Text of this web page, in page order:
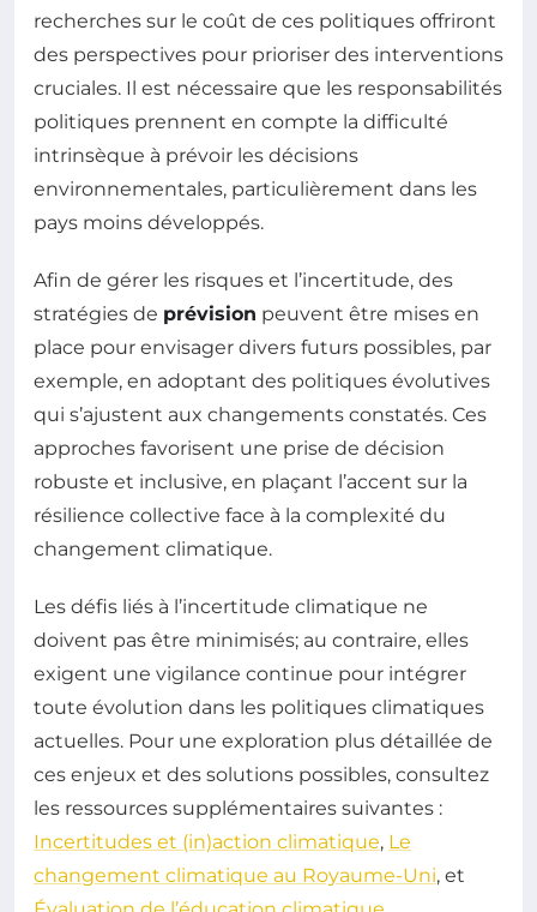
recherches sur le coût de ces politiques offriront
des perspectives pour prioriser des interventions
cruciales. Il est nécessaire que les responsabilités
politiques prennent en compte la difficulté
intrinsèque à prévoir les décisions
environnementales, particulièrement dans les
pays moins développés.
Afin de gérer les risques et l’incertitude, des
stratégies de prévision peuvent être mises en
place pour envisager divers futurs possibles, par
exemple, en adoptant des politiques évolutives
qui s’ajustent aux changements constatés. Ces
approches favorisent une prise de décision
robuste et inclusive, en plaçant l’accent sur la
résilience collective face à la complexité du
changement climatique.
Les défis liés à l’incertitude climatique ne
doivent pas être minimisés; au contraire, elles
exigent une vigilance continue pour intégrer
toute évolution dans les politiques climatiques
actuelles. Pour une exploration plus détaillée de
ces enjeux et des solutions possibles, consultez
les ressources supplémentaires suivantes :
Incertitudes et (in)action climatique, Le
changement climatique au Royaume-Uni, et